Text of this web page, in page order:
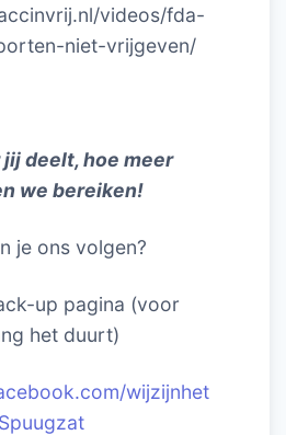
videos/fda-
niet-vrijgeven/
jij deelt, hoe meer
we bereiken!
je ons volgen?
up pagina (voor
het duurt)
wijzijnhet
Spuugzat